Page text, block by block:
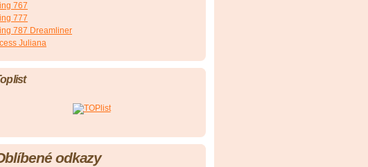
767
777
787 Dreamliner
Juliana
odkazy